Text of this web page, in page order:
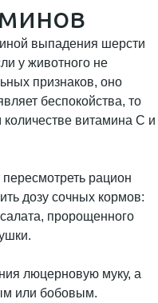
выпадения шерсти
у животного не
признаков, оно
беспокойства, то
витамина С и
рацион
дозу сочных кормов:
пророщенного
люцерновую муку, а
или бобовым.